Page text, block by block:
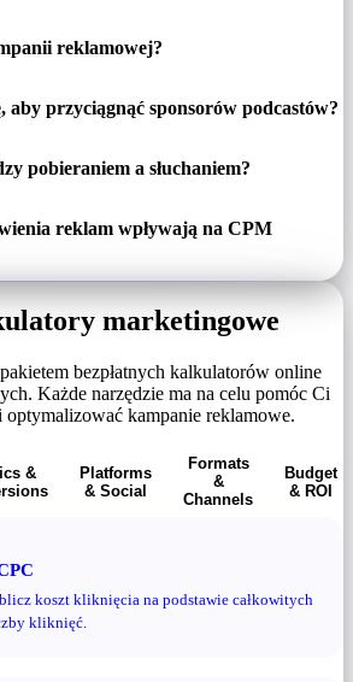
reklamowej?
przyciągnąć sponsorów podcastów?
pobieraniem a słuchaniem?
reklam wpływają na CPM
marketingowe
bezpłatnych kalkulatorów online
Każde narzędzie ma na celu pomóc Ci
kampanie reklamowe.
&
Platforms
& Social
Formats
&
Channels
Budget
& ROI
koszt kliknięcia na podstawie całkowitych
kliknięć.